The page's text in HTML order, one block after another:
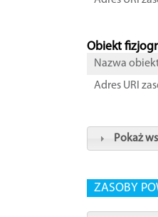
Obiekt
Nazwa
Adres URI
Pokaż
ZASOBY